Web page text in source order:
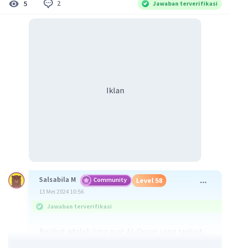
5 2 Jawaban terverifikasi
Iklan
Salsabila M Community Level 58
13 Mei 2024 10:56
Jawaban terverifikasi